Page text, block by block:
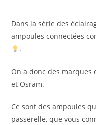
publication :
Dans la série des
ampoules connectées
.
On a donc des marques
et Osram.
Ce sont des ampoules
passerelle, que vous